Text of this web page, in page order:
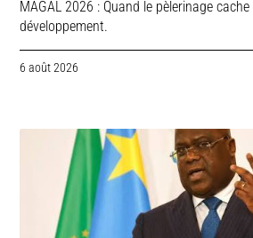
MAGAL 2026 : Quand le pèlerinage cache
développement.
6 août 2026